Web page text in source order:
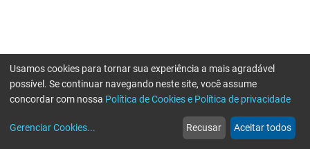
web
Notícias
more_horiz
Mais
Usamos cookies para tornar sua experiência a mais agradável
possível. Se continuar navegando neste site, você assume
concordar com nossa Política de Cookies e Política de privacidade
Gerenciar Cookies... Recusar Aceitar todos
Erro ao enviar informações, por favor tente novamente